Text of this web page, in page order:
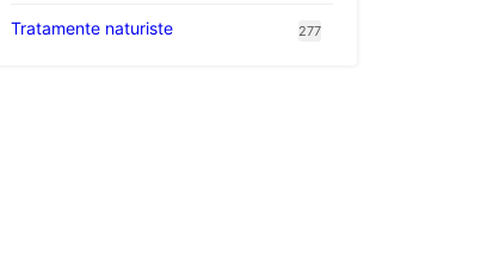
Tratamente naturiste 277